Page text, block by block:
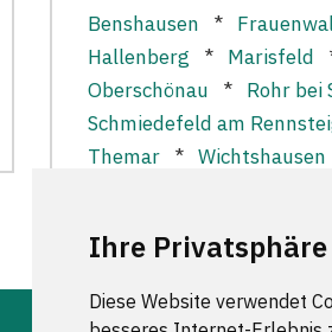
Ihre
Diese Website verwendet
Benshausen *
Hallenberg * Marisfeld
Oberschönau * Rohr bei
Schmiedefeld am
Themar * Wichtshausen